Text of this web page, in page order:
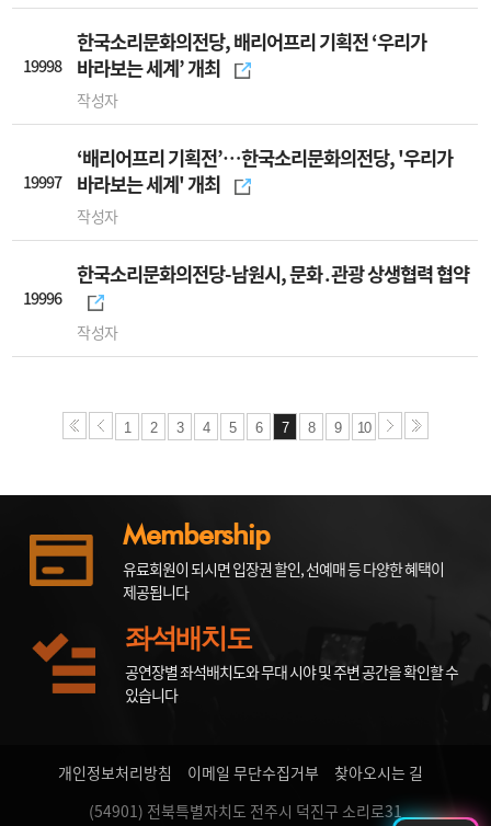
19998
한국소리문화의전당, 배리어프리 기획전 ‘우리가
바라보는 세계’ 개최
작성자
19997
‘배리어프리 기획전’…한국소리문화의전당, '우리가
바라보는 세계' 개최
작성자
19996
한국소리문화의전당-남원시, 문화․관광 상생협력 협약
작성자
1 2 3 4 5 6 7 8 9 10
Membership
유료회원이 되시면 입장권 할인, 선예매 등 다양한 혜택이
제공됩니다
좌석배치도
공연장별 좌석배치도와 무대 시야 및 주변 공간을 확인할 수
있습니다
개인정보처리방침 이메일 무단수집거부
찾아오시는 길
(54901) 전북특별자치도 전주시 덕진구 소리로31